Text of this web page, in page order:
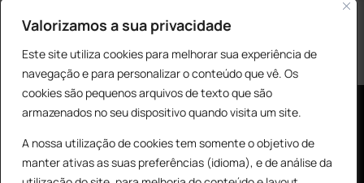
Valorizamos a sua privacidade
Este site utiliza cookies para melhorar sua experiência de
navegação e para personalizar o conteúdo que vê. Os
cookies são pequenos arquivos de texto que são
armazenados no seu dispositivo quando visita um site.
A nossa utilização de cookies tem somente o objetivo de
manter ativas as suas preferências (idioma), e de análise da
Products
search